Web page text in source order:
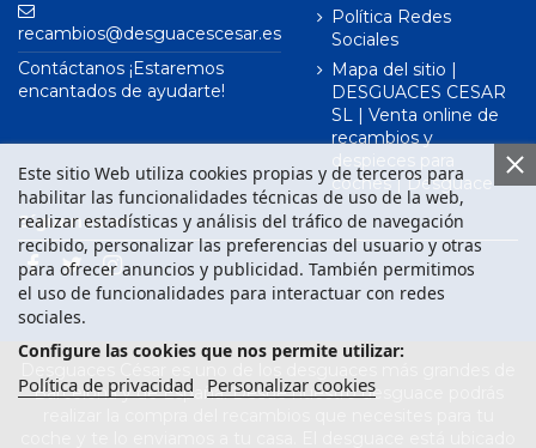
recambios@desguacescesar.es
Contáctanos ¡Estaremos
encantados de ayudarte!
Política Redes
Sociales
Mapa del sitio |
DESGUACES CESAR
SL | Venta online de
recambios y
despieces para
coches | Desguace
Este sitio Web utiliza cookies propias y de terceros para
habilitar las funcionalidades técnicas de uso de la web,
realizar estadísticas y análisis del tráfico de navegación
recibido, personalizar las preferencias del usuario y otras
para ofrecer anuncios y publicidad. También permitimos
el uso de funcionalidades para interactuar con redes
sociales.
Configure las cookies que nos permite utilizar:
Política de privacidad Personalizar cookies
Síguenos en
Barcelona y de España. Desde nuestro desguace podrás